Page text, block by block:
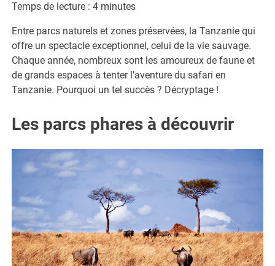
Temps de lecture :4 minutes
Entre parcs naturels et zones préservées, la Tanzanie qui
offre un spectacle exceptionnel, celui de la vie sauvage.
Chaque année, nombreux sont les amoureux de faune et
de grands espaces à tenter l’aventure du safari en
Tanzanie. Pourquoi un tel succès ? Décryptage !
Les parcs phares à découvrir